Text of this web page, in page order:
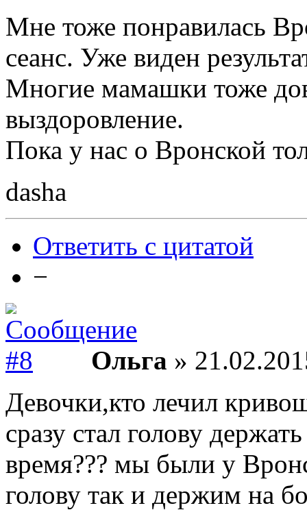
Мне тоже понравилась
сеанс. Уже виден
Многие мамашки тоже
выздоровление.
Пока у нас о Вронской
dasha
Ответить с цитатой
−
Ольга »
Девочки,кто лечил
сразу стал голову
время??? мы были у
голову так и держим на